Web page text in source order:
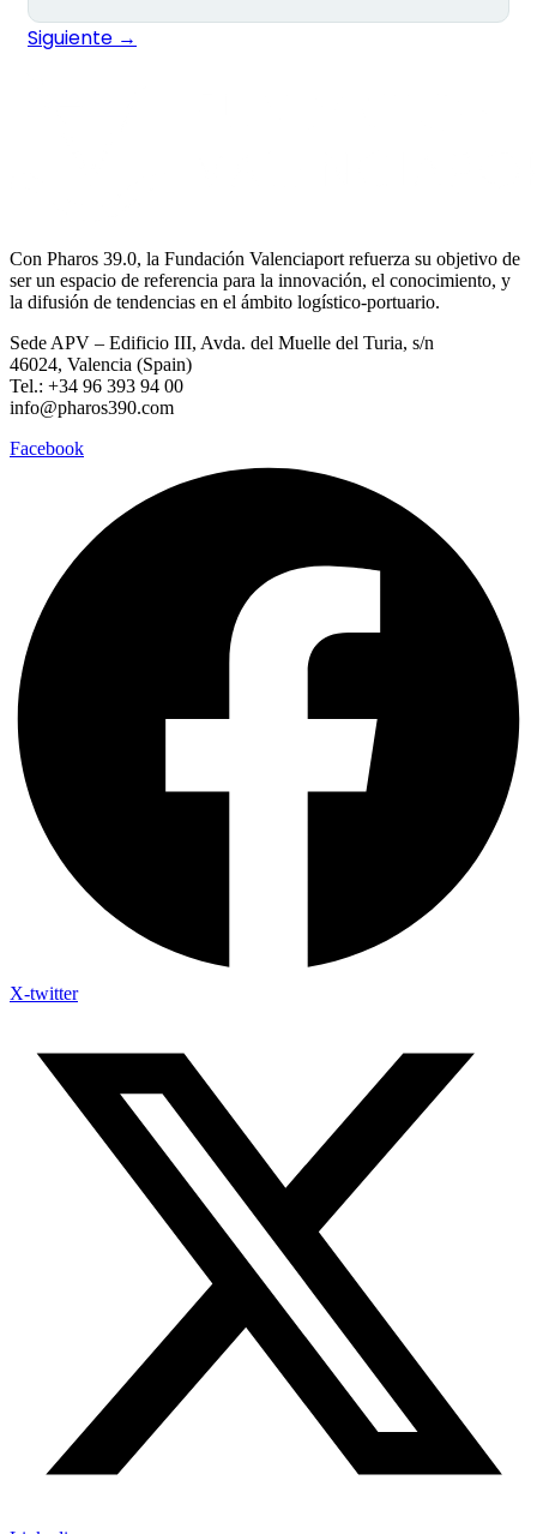
Siguiente →
Con Pharos 39.0, la Fundación Valenciaport refuerza su objetivo de
ser un espacio de referencia para la innovación, el conocimiento, y
la difusión de tendencias en el ámbito logístico-portuario.
Sede APV – Edificio III, Avda. del Muelle del Turia, s/n
46024, Valencia (Spain)
Tel.: +34 96 393 94 00
info@pharos390.com
Facebook
X-twitter